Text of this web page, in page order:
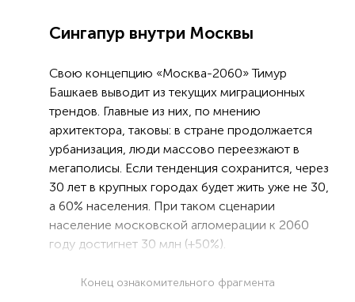
Сингапур внутри Москвы
Свою концепцию «Москва-2060» Тимур
Башкаев выводит из текущих миграционных
трендов. Главные из них, по мнению
архитектора, таковы: в стране продолжается
урбанизация, люди массово переезжают в
мегаполисы. Если тенденция сохранится, через
30 лет в крупных городах будет жить уже не 30,
а 60% населения. При таком сценарии
население московской агломерации к 2060
году достигнет 30 млн (+50%).
Конец ознакомительного фрагмента